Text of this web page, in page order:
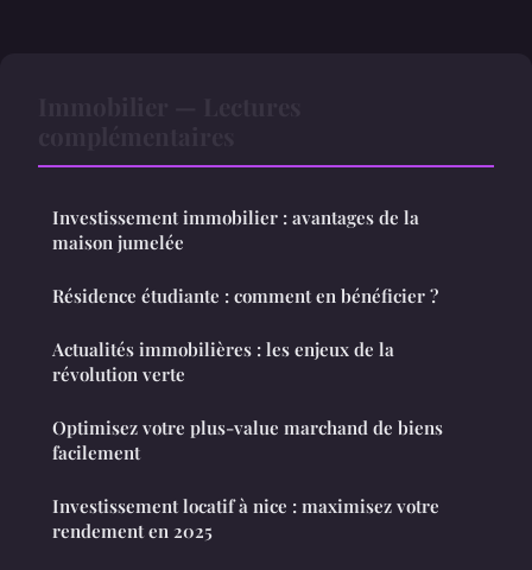
Investissement immobilier : avantages de la
maison jumelée
Résidence étudiante : comment en bénéficier ?
Actualités immobilières : les enjeux de la
révolution verte
Optimisez votre plus-value marchand de biens
facilement
Investissement locatif à nice : maximisez votre
rendement en 2025